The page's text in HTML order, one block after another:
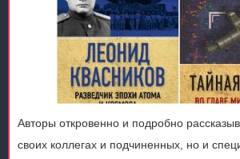
Авторы откровенно и подробно
своих коллегах и подчиненных, но и